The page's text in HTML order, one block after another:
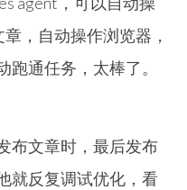
，自动操作浏览器，
通任务，太棒了。
布文章时，最后发布
就反复调试优化，看